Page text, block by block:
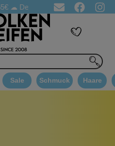
☁ Deo Proben in jeder Bestellung
Sale Schmuck Haare